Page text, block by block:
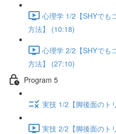
心理学 1/2【SHYでも
方法】 (10:18)
心理学 2/2【SHYでも
方法】 (27:10)
Program 5
実技 1/2【脚後面のト
実技 2/2【脚後面のト